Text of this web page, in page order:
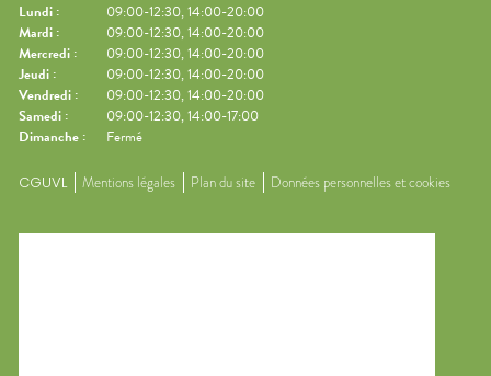
Lundi :
09:00-12:30, 14:00-20:00
Mardi :
09:00-12:30, 14:00-20:00
Mercredi :
09:00-12:30, 14:00-20:00
Jeudi :
09:00-12:30, 14:00-20:00
Vendredi :
09:00-12:30, 14:00-20:00
Samedi :
09:00-12:30, 14:00-17:00
Dimanche : Fermé
CGUVL Mentions légales Plan du site Données personnelles et cookies